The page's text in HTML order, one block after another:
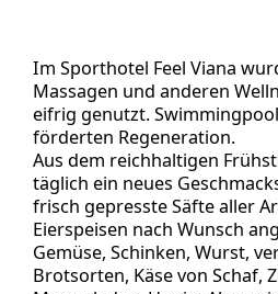
Im Sporthotel Feel Viana
Massagen und anderen
eifrig genutzt.
förderten Regeneration.
Aus dem reichhaltigen
täglich ein neues
frisch gepresste Säfte aller
Eierspeisen nach Wunsch
Gemüse, Schinken, Wurst,
Brotsorten, Käse von Schaf,